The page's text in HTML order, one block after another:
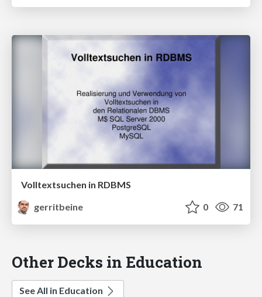
Volltextsuchen in RDBMS
gerritbeine
0 71
Other Decks in Education
See All in Education